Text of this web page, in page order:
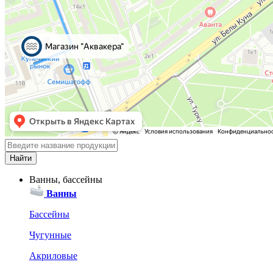
Ванны, бассейны
Ванны
Бассейны
Чугунные
Акриловые